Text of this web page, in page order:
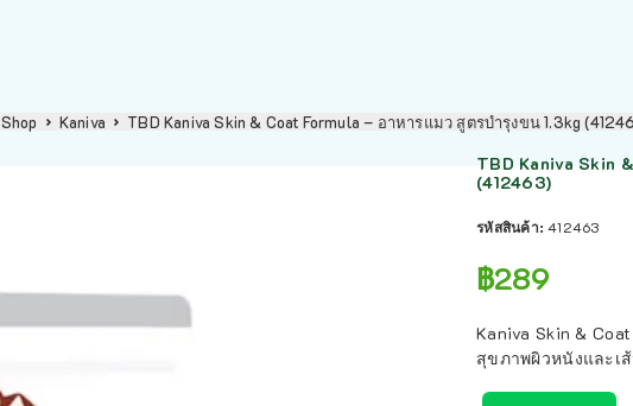
Shop Kaniva TBD Kaniva Skin & Coat Formula – อาหารแมว สูตรบำรุงขน 1.3kg
TBD Kaniva Skin
(412463)
รหัสสินค้า:412463
฿289
Kaniva Skin &
สุขภาพผิวหนังและเ